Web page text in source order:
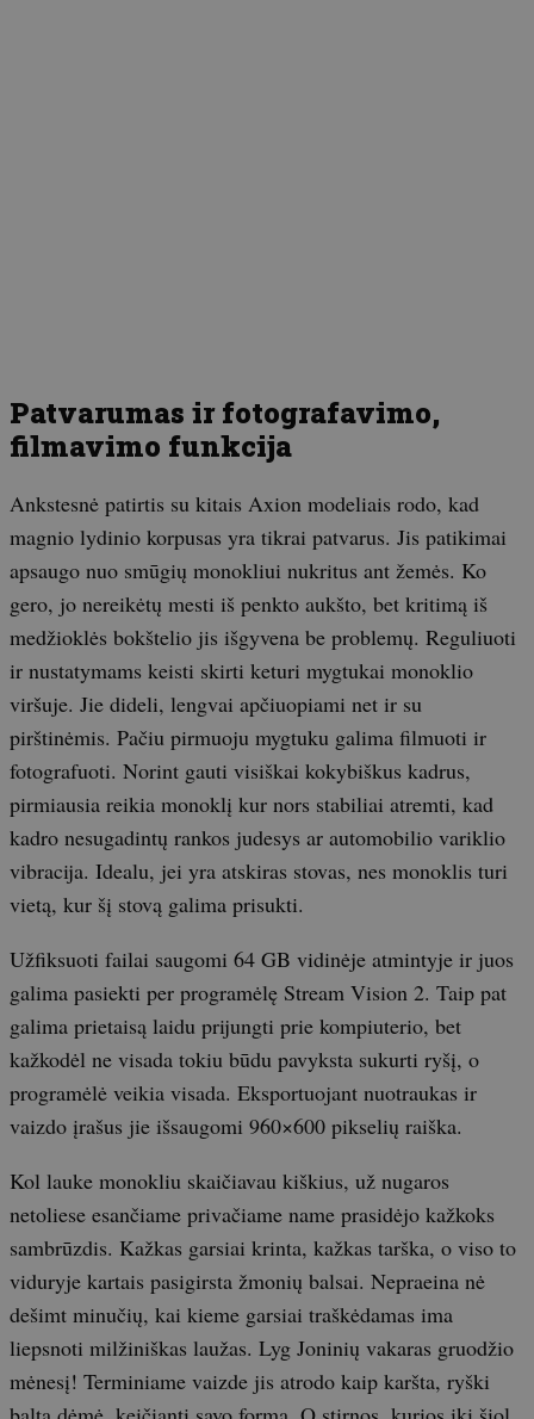
Patvarumas ir fotografavimo,
filmavimo funkcija
Ankstesnė patirtis su kitais Axion modeliais rodo, kad
magnio lydinio korpusas yra tikrai patvarus. Jis patikimai
apsaugo nuo smūgių monokliui nukritus ant žemės. Ko
gero, jo nereikėtų mesti iš penkto aukšto, bet kritimą iš
medžioklės bokštelio jis išgyvena be problemų. Reguliuoti
ir nustatymams keisti skirti keturi mygtukai monoklio
viršuje. Jie dideli, lengvai apčiuopiami net ir su
pirštinėmis. Pačiu pirmuoju mygtuku galima filmuoti ir
fotografuoti. Norint gauti visiškai kokybiškus kadrus,
pirmiausia reikia monoklį kur nors stabiliai atremti, kad
kadro nesugadintų rankos judesys ar automobilio variklio
vibracija. Idealu, jei yra atskiras stovas, nes monoklis turi
vietą, kur šį stovą galima prisukti.
Užfiksuoti failai saugomi 64 GB vidinėje atmintyje ir juos
galima pasiekti per programėlę Stream Vision 2. Taip pat
galima prietaisą laidu prijungti prie kompiuterio, bet
kažkodėl ne visada tokiu būdu pavyksta sukurti ryšį, o
programėlė veikia visada. Eksportuojant nuotraukas ir
vaizdo įrašus jie išsaugomi 960×600 pikselių raiška.
Kol lauke monokliu skaičiavau kiškius, už nugaros
netoliese esančiame privačiame name prasidėjo kažkoks
sambrūzdis. Kažkas garsiai krinta, kažkas tarška, o viso to
viduryje kartais pasigirsta žmonių balsai. Nepraeina nė
dešimt minučių, kai kieme garsiai traškėdamas ima
liepsnoti milžiniškas laužas. Lyg Joninių vakaras gruodžio
mėnesį! Terminiame vaizde jis atrodo kaip karšta, ryški